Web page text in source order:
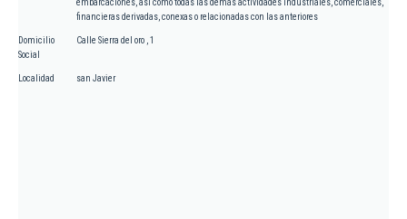
embarcaciones, así como todas las demás actividades industriales, comerciales,
financieras derivadas, conexas o relacionadas con las anteriores
Domicilio
Social
Calle Sierra del oro , 1
Localidad san Javier